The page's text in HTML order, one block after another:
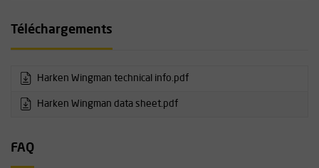
Téléchargements
Harken Wingman technical info.pdf
Harken Wingman data sheet.pdf
FAQ